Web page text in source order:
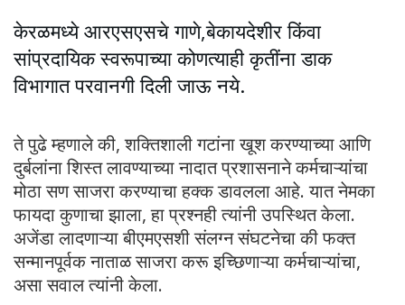
केरळमध्ये आरएसएसचे गाणे,बेकायदेशीर किंवा
सांप्रदायिक स्वरूपाच्या कोणत्याही कृतींना डाक
विभागात परवानगी दिली जाऊ नये.
ते पुढे म्हणाले की, शक्तिशाली गटांना खूश करण्याच्या आणि
दुर्बलांना शिस्त लावण्याच्या नादात प्रशासनाने कर्मचाऱ्यांचा
मोठा सण साजरा करण्याचा हक्क डावलला आहे. यात नेमका
फायदा कुणाचा झाला, हा प्रश्नही त्यांनी उपस्थित केला.
अजेंडा लादणाऱ्या बीएमएसशी संलग्न संघटनेचा की फक्त
सन्मानपूर्वक नाताळ साजरा करू इच्छिणाऱ्या कर्मचाऱ्यांचा,
असा सवाल त्यांनी केला.